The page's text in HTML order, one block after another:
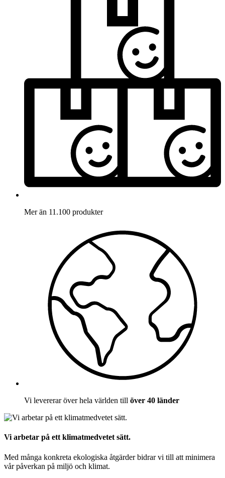
Mer än 11.100 produkter
Vi levererar över hela världen till över 40 länder
Vi arbetar på ett klimatmedvetet sätt.
Med många konkreta ekologiska åtgärder bidrar vi till att minimera
vår påverkan på miljö och klimat.